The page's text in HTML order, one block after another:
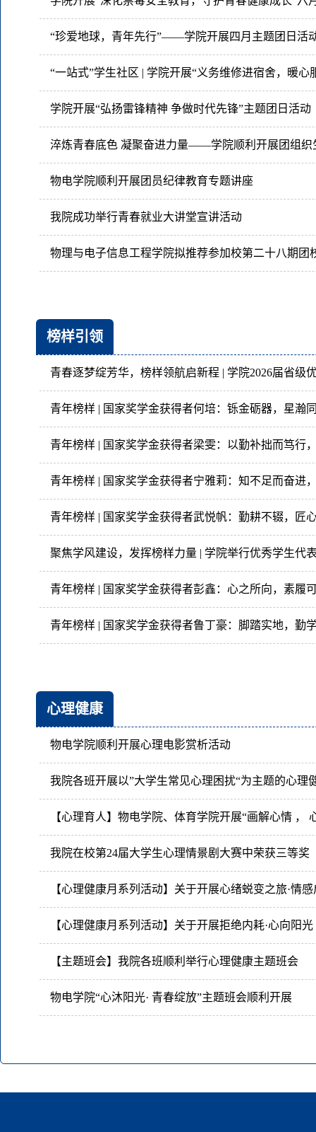
“珍爱地球，青年先行”——学院开展四月主题团日活
学院开展“弘扬雷锋精神 争做时代先锋”主题团日活动
淬炼青春底色 凝聚奋进力量——学院顺利开展团组织
物电学院顺利开展团员纪律教育专题讲座
我院成功举行青春就业大讲堂宣讲活动
榜样引领
青年榜样 | 国家奖学金获得者何培：铄金砺器，星瀚
青年榜样 | 国家奖学金获得者武悦帆：勤耕不辍，匠
青年榜样 | 国家奖学金获得者彭鑫：心之所向，素履
青年榜样 | 国家奖学金获得者鲁丁豪：脚踏实地，勤
心理健康
物电学院顺利开展心理电影赏析活动
我院在校第24届大学生心理情景剧大赛中荣获三等奖
【主题班会】我院各班顺利举行心理健康主题班会
物电学院“心沐阳光· 青春绽放”主题班会顺利开展